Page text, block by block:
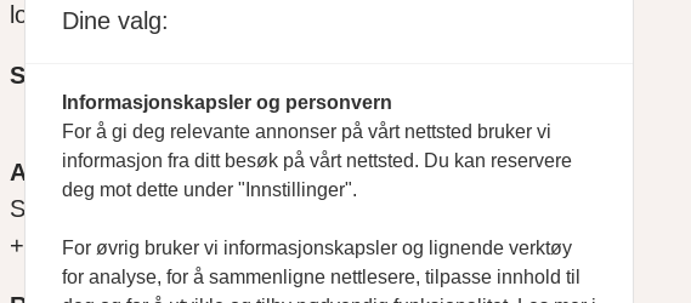
lov eller avtale med Kopinor
SOSIALE MEDIER
ANSVARLIG REDAKTØR
Svein Åge Eriksen
+47 900 79 547
Dine valg:
Informasjonskapsler og personvern
For å gi deg relevante annonser på vårt nettsted bruker vi
informasjon fra ditt besøk på vårt nettsted. Du kan reservere
deg mot dette under "Innstillinger".
For øvrig bruker vi informasjonskapsler og lignende verktøy
for analyse, for å sammenligne nettlesere, tilpasse innhold til